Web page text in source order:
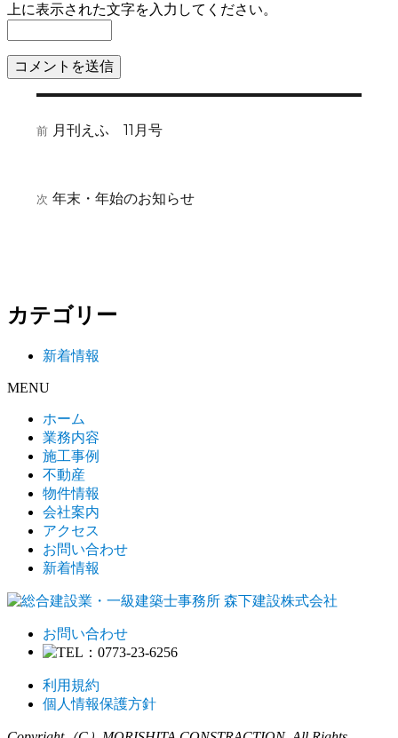
上に表示された文字を入力してください。
稿
ビ
ョ
ン
前
前
稿:
月刊えふ 11月号
次
次
年末・年始のお知らせ
カテゴリー
新着情報
MENU
ホーム
業務内容
施工事例
不動産
物件情報
会社案内
アクセス
お問い合わせ
新着情報
お問い合わせ
利用規約
個人情報保護方針